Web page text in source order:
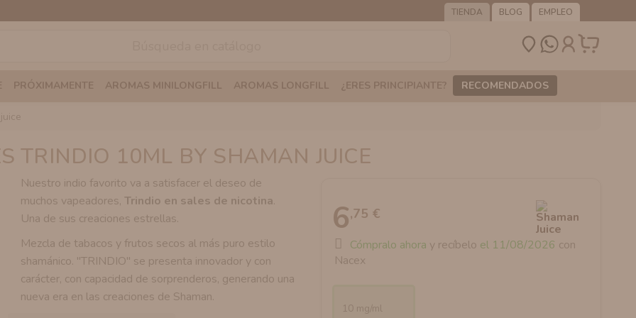
TIENDA BLOG EMPLEO
PRÓXIMAMENTE AROMAS MINILONGFILL AROMAS LONGFILL ¿ERES PRINCIPIANTE? RECOMENDADOS
TRINDIO 10ML BY SHAMAN JUICE
Nuestro indio favorito va a satisfacer el deseo de
muchos vapeadores,Trindio en sales de nicotina.
Una de sus creaciones estrellas.
Mezcla de tabacos y frutos secos al más puro estilo
shamánico. "TRINDIO" se presenta innovador y con
carácter, con capacidad de sorprenderos, generando una
nueva era en las creaciones de Shaman.
6,75 €
Cómpralo ahora y recíbelo el 11/08/2026 con
Nacex
10 mg/ml